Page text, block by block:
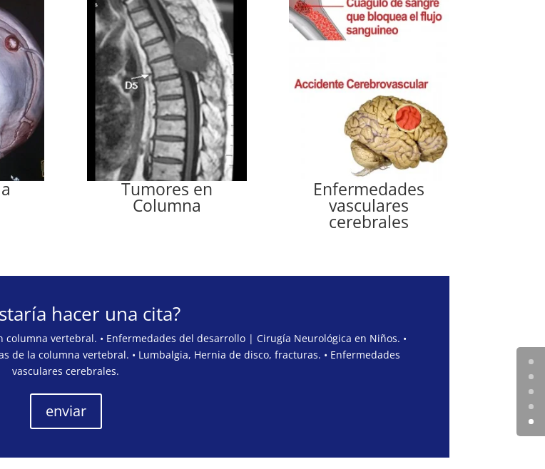
Tumores en
Columna
Enfermedades
vasculares
cerebrales
hacer una cita?
columna vertebral. • Enfermedades del desarrollo | Cirugía Neurológica en Niños. •
de la columna vertebral. • Lumbalgia, Hernia de disco, fracturas. • Enfermedades
vasculares cerebrales.
enviar